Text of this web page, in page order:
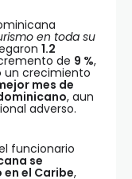
en toda su
1.2
de 9 %,
un crecimiento
mes de
, aun
adverso.
funcionario
se
el Caribe,